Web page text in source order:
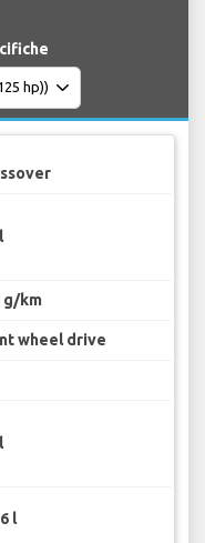
g/km
wheel drive
l